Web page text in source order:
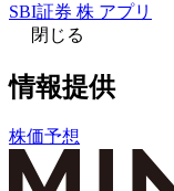
SBI証券 株 アプリ
閉じる
情報提供
株価予想